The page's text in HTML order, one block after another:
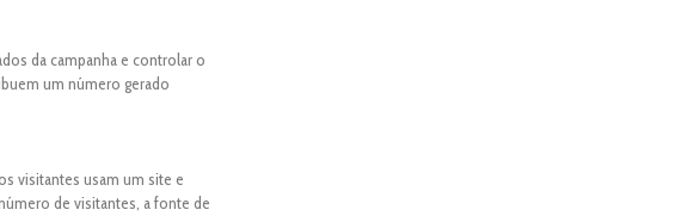
da campanha e controlar o
um número gerado
visitantes usam um site e
de visitantes, a fonte de